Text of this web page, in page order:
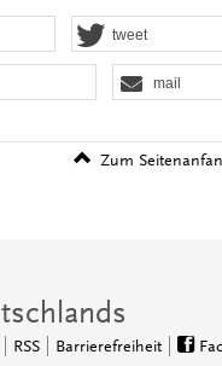
tweet
mail
Zum
RSS Barrierefreiheit